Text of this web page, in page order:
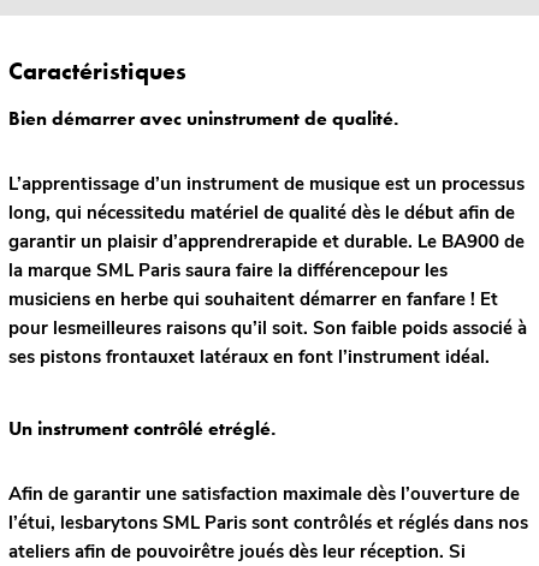
Caractéristiques
Bien démarrer avec uninstrument de qualité.
L’apprentissage d’un instrument de musique est un processus
long, qui nécessitedu matériel de qualité dès le début afin de
garantir un plaisir d’apprendrerapide et durable. Le BA900 de
la marque SML Paris saura faire la différencepour les
musiciens en herbe qui souhaitent démarrer en fanfare ! Et
pour lesmeilleures raisons qu’il soit. Son faible poids associé à
ses pistons frontauxet latéraux en font l’instrument idéal.
Un instrument contrôlé etréglé.
Afin de garantir une satisfaction maximale dès l’ouverture de
l’étui, lesbarytons SML Paris sont contrôlés et réglés dans nos
ateliers afin de pouvoirêtre joués dès leur réception. Si